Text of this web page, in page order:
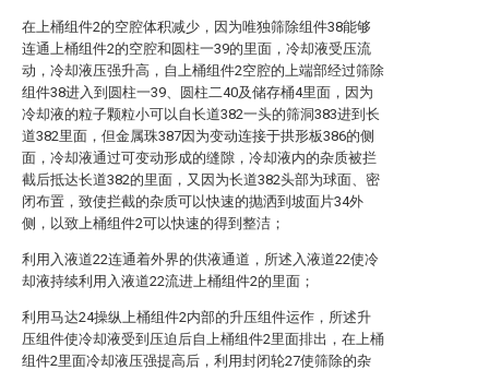
在上桶组件2的空腔体积减少，因为唯独筛除组件38能够
连通上桶组件2的空腔和圆柱一39的里面，冷却液受压流
动，冷却液压强升高，自上桶组件2空腔的上端部经过筛除
组件38进入到圆柱一39、圆柱二40及储存桶4里面，因为
冷却液的粒子颗粒小可以自长道382一头的筛洞383进到长
道382里面，但金属珠387因为变动连接于拱形板386的侧
面，冷却液通过可变动形成的缝隙，冷却液内的杂质被拦
截后抵达长道382的里面，又因为长道382头部为球面、密
闭布置，致使拦截的杂质可以快速的抛洒到坡面片34外
侧，以致上桶组件2可以快速的得到整洁；
利用入液道22连通着外界的供液通道，所述入液道22使冷
却液持续利用入液道22流进上桶组件2的里面；
利用马达24操纵上桶组件2内部的升压组件运作，所述升
压组件使冷却液受到压迫后自上桶组件2里面排出，在上桶
组件2里面冷却液压强提高后，利用封闭轮27使筛除的杂